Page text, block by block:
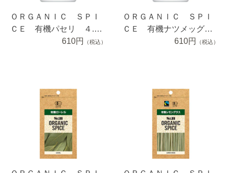
ＯＲＧＡＮＩＣ ＳＰＩ
ＣＥ 有機パセリ ４.５
610円 （税込）
ＯＲＧＡＮＩＣ ＳＰＩ
ＣＥ 有機ナツメッグ
（パウダー） １７ｇ
610円 （税込）